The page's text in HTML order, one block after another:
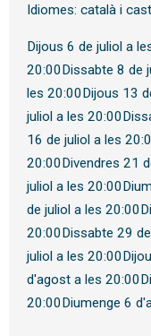
Idiomes: català i
Dijous 6 de juliol a
20:00Dissabte 8 de
les 20:00Dijous 13
juliol a les
16 de juliol a les
20:00Divendres 21
juliol a les
de juliol a les
20:00Dissabte 29
juliol a les
d'agost a les
20:00Diumenge 6